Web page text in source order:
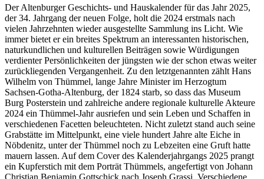
Der Altenburger Geschichts- und Hauskalender für das Jahr 2025,
der 34. Jahrgang der neuen Folge, holt die 2024 erstmals nach
vielen Jahrzehnten wieder ausgestellte Sammlung ins Licht. Wie
immer bietet er ein breites Spektrum an interessanten historischen,
naturkundlichen und kulturellen Beiträgen sowie Würdigungen
verdienter Persönlichkeiten der jüngsten wie der schon etwas weiter
zurückliegenden Vergangenheit. Zu den letztgenannten zählt Hans
Wilhelm von Thümmel, lange Jahre Minister im Herzogtum
Sachsen-Gotha-Altenburg, der 1824 starb, so dass das Museum
Burg Posterstein und zahlreiche andere regionale kulturelle Akteure
2024 ein Thümmel-Jahr ausriefen und sein Leben und Schaffen in
verschiedenen Facetten beleuchteten. Nicht zuletzt stand auch seine
Grabstätte im Mittelpunkt, eine viele hundert Jahre alte Eiche in
Nöbdenitz, unter der Thümmel noch zu Lebzeiten eine Gruft hatte
mauern lassen. Auf dem Cover des Kalenderjahrgangs 2025 prangt
ein Kupferstich mit dem Porträt Thümmels, angefertigt von Johann
Christian Benjamin Gottschick nach Joseph Grassi. Verschiedene